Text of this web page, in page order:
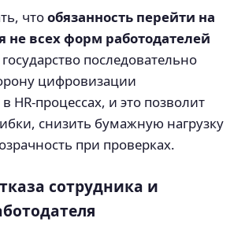
чтообязанность перейти на
не всех форм работодателей
последовательно
цифровизации
HR-процессах, и это позволит
снизить бумажную нагрузку
при проверках.
сотрудника и